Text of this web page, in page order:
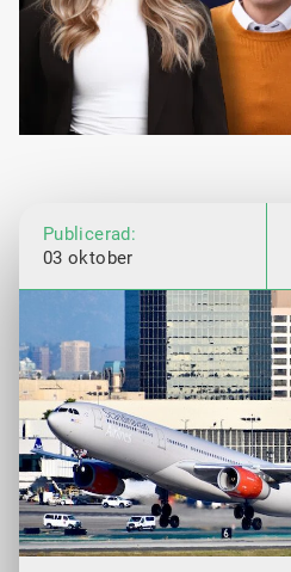
Publicerad:
03 oktober